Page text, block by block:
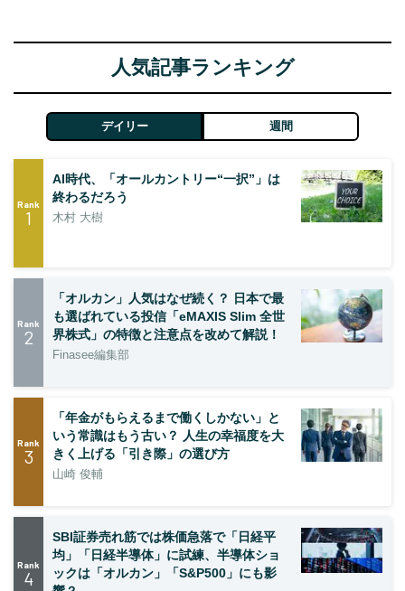
人気記事ランキング
デイリー 週間
Rank
1
AI時代、「オールカントリー“一択”」は
終わるだろう
木村 大樹
Rank
2
「オルカン」人気はなぜ続く？ 日本で最
も選ばれている投信「eMAXIS Slim 全世
界株式」の特徴と注意点を改めて解説！
Finasee編集部
Rank
3
「年金がもらえるまで働くしかない」と
いう常識はもう古い？ 人生の幸福度を大
きく上げる「引き際」の選び方
山崎 俊輔
Rank
4
SBI証券売れ筋では株価急落で「日経平
均」「日経半導体」に試練、半導体ショ
ックは「オルカン」「S&P500」にも影